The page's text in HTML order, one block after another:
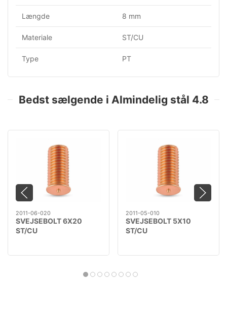
Længde 8 mm
Materiale ST/CU
Type PT
Bedst sælgende i Almindelig stål 4.8
2011-06-020
SVEJSEBOLT 6X20
ST/CU
2011-05-010
SVEJSEBOLT 5X10
ST/CU